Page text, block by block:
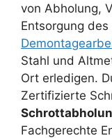
von Abholung,
Entsorgung
Stahl und
Ort erledigen.
Zertifizierte
Fachgerechte